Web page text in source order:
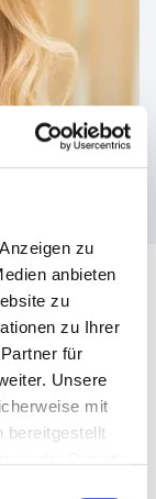
zu
anbieten
zu
zu Ihrer
für
Unsere
mit
bereitgestellt